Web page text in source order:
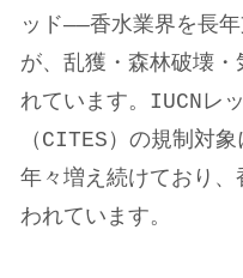
ッド——香水業界を長
が、乱獲・森林破壊
れています。IUCNレ
（CITES）の規制対
年々増え続けており
われています。